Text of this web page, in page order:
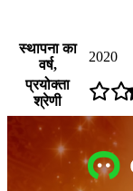
स्थापना का
वर्ष,
2020
प्रयोक्ता
श्रेणी